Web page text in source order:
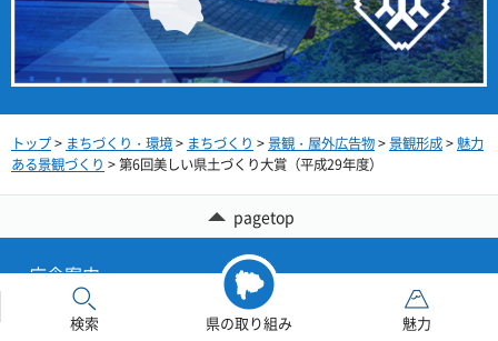
検索 県の取り組み 魅力
トップ> まちづくり・環境> まちづくり >景観・屋外広告物>景観形成>魅力
ある景観づくり > 第6回美しい県土づくり大賞（平成29年度）
pagetop
庁舎案内
サイトマップ